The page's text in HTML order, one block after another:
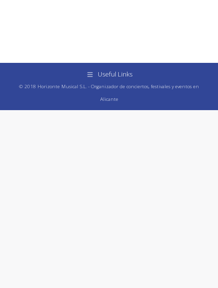
Useful Links
© 2018 Horizonte Musical S.L. - Organizador de conciertos, festivales y eventos en
Alicante